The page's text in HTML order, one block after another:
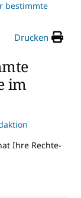
bestimmte
Drucken
im
Ihre Rechte-